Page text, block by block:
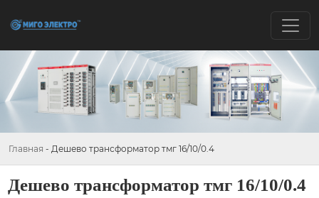
Главная - Дешево трансформатор тмг 16/10/0.4
Дешево трансформатор тмг 16/10/0.4